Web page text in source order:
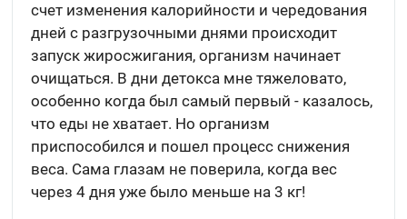
счет изменения калорийности и чередования
дней с разгрузочными днями происходит
запуск жиросжигания, организм начинает
очищаться. В дни детокса мне тяжеловато,
особенно когда был самый первый - казалось,
что еды не хватает. Но организм
приспособился и пошел процесс снижения
веса. Сама глазам не поверила, когда вес
через 4 дня уже было меньше на 3 кг!